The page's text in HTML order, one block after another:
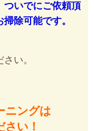
ついでにご依頼頂
除可能です。
い。
ニングは
い！